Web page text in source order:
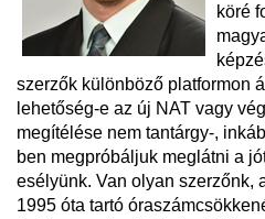
köré
szerzők különböző platformon
lehetőség-e az új NAT vagy
megítélése nem tantárgy-,
ben megpróbáljuk meglátni a
esélyünk. Van olyan szerzőnk,
1995 óta tartó